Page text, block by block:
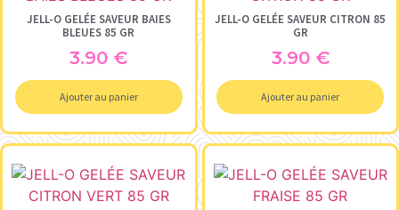
JELL-O GELÉE SAVEUR BAIES
BLEUES 85 GR
3.90 €
Ajouter au panier
JELL-O GELÉE SAVEUR CITRON 85
GR
3.90 €
Ajouter au panier